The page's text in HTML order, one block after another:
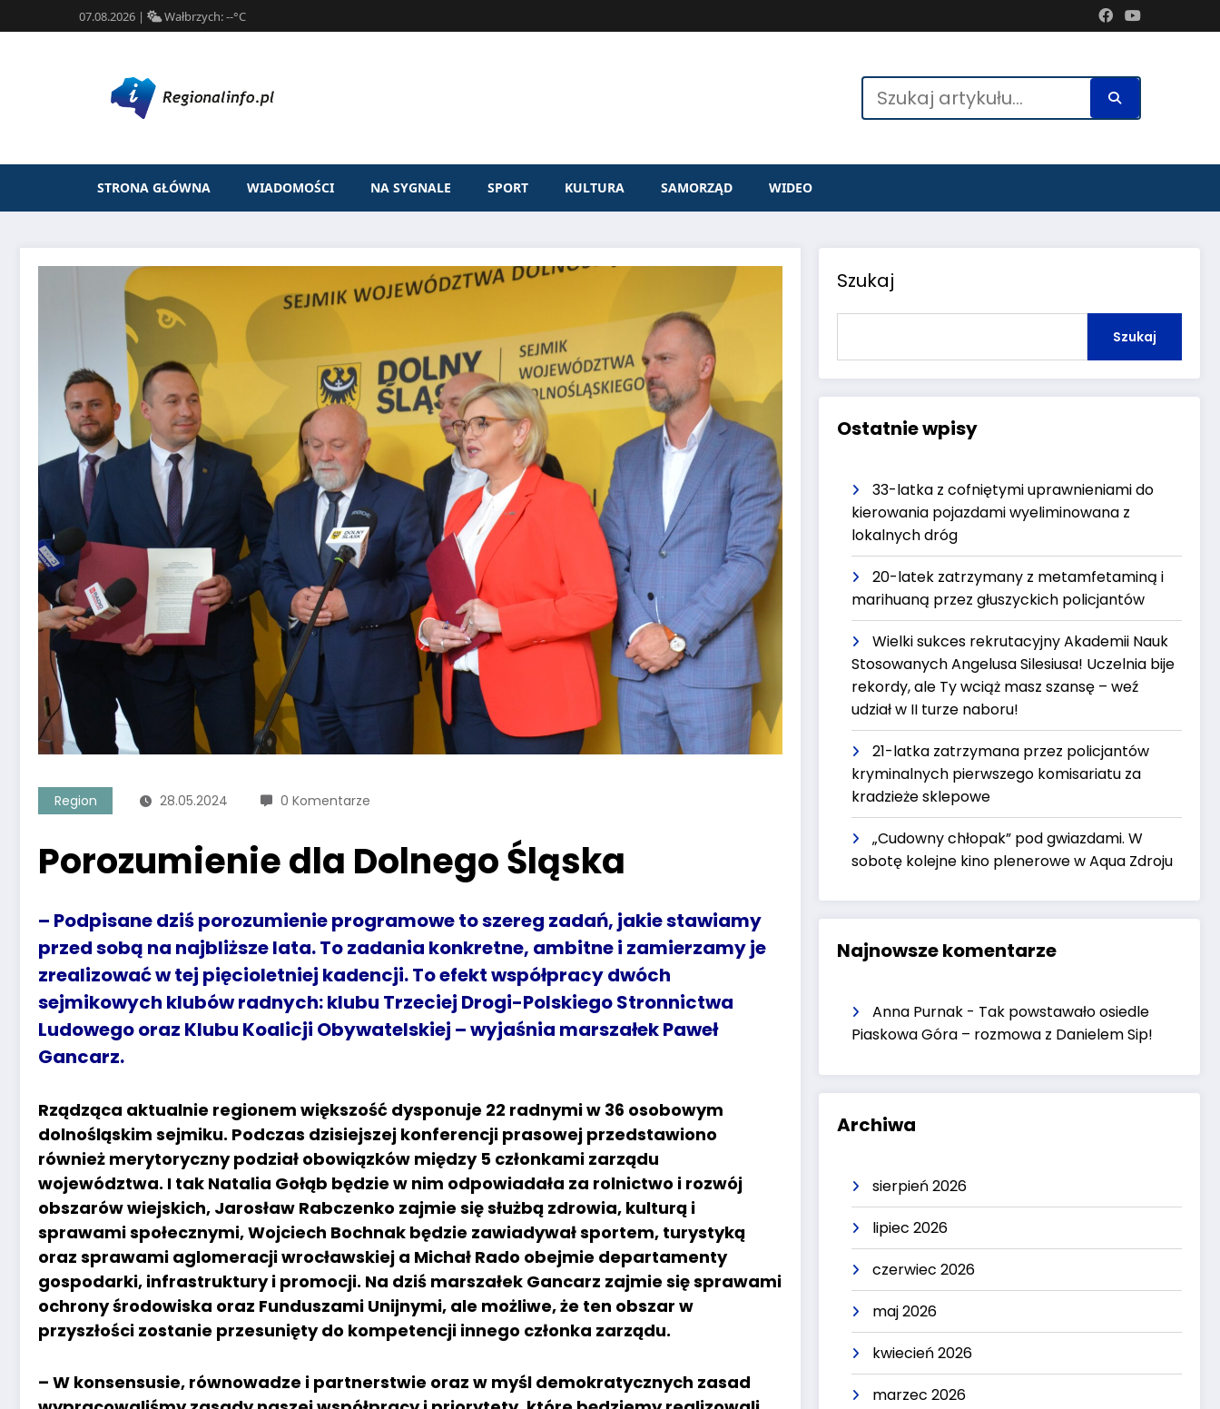
07.08.2026 | Wałbrzych:--°C
STRONA GŁÓWNA WIADOMOŚCI NA SYGNALE SPORT KULTURA SAMORZĄD WIDEO
treści
Region 28.05.2024 0 Komentarze
Porozumienie dla Dolnego Śląska
– Podpisane dziś porozumienie programowe to szereg zadań, jakie stawiamy
przed sobą na najbliższe lata. To zadania konkretne, ambitne i zamierzamy je
zrealizować w tej pięcioletniej kadencji. To efekt współpracy dwóch
sejmikowych klubów radnych: klubu Trzeciej Drogi-Polskiego Stronnictwa
Ludowego oraz Klubu Koalicji Obywatelskiej – wyjaśnia marszałek Paweł
Gancarz.
Rządząca aktualnie regionem większość dysponuje 22 radnymi w 36 osobowym
dolnośląskim sejmiku. Podczas dzisiejszej konferencji prasowej przedstawiono
również merytoryczny podział obowiązków między 5 członkami zarządu
województwa. I tak Natalia Gołąb będzie w nim odpowiadała za rolnictwo i rozwój
obszarów wiejskich, Jarosław Rabczenko zajmie się służbą zdrowia, kulturą i
sprawami społecznymi, Wojciech Bochnak będzie zawiadywał sportem, turystyką
oraz sprawami aglomeracji wrocławskiej a Michał Rado obejmie departamenty
gospodarki, infrastruktury i promocji. Na dziś marszałek Gancarz zajmie się sprawami
ochrony środowiska oraz Funduszami Unijnymi, ale możliwe, że ten obszar w
przyszłości zostanie przesunięty do kompetencji innego członka zarządu.
– W konsensusie, równowadze i partnerstwie oraz w myśl demokratycznych zasad
Szukaj
Szukaj
Ostatnie wpisy
33-latka z cofniętymi uprawnieniami do
kierowania pojazdami wyeliminowana z
lokalnych dróg
20-latek zatrzymany z metamfetaminą i
marihuaną przez głuszyckich policjantów
Wielki sukces rekrutacyjny Akademii Nauk
Stosowanych Angelusa Silesiusa! Uczelnia bije
rekordy, ale Ty wciąż masz szansę – weź
udział w II turze naboru!
21-latka zatrzymana przez policjantów
kryminalnych pierwszego komisariatu za
kradzieże sklepowe
„Cudowny chłopak” pod gwiazdami. W
sobotę kolejne kino plenerowe w Aqua Zdroju
Najnowsze komentarze
Anna Purnak - Tak powstawało osiedle
Piaskowa Góra – rozmowa z Danielem Sip!
Archiwa
sierpień 2026
lipiec 2026
czerwiec 2026
maj 2026
kwiecień 2026
marzec 2026